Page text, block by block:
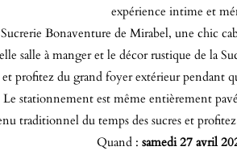
expérience intime et
Bonaventure de Mirabel, une chic
salle à manger et le décor rustique de la
profitez du grand foyer extérieur pendant
Le stationnement est même entièrement
traditionnel du temps des sucres et
Quand : samedi 27 avril